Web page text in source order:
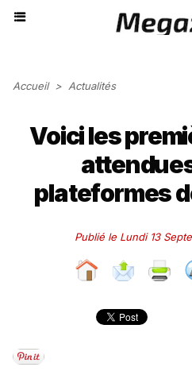
Accueil > Actualités
Voici les
plateformes
Publié le Lundi 13